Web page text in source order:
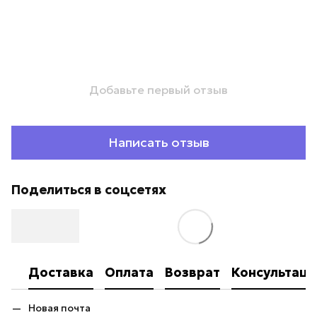
Добавьте первый отзыв
Написать отзыв
Поделиться в соцсетях
Доставка Оплата Возврат
Новая почта